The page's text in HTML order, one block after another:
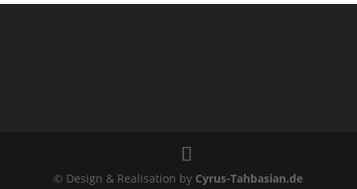
© Design & Realisation by Cyrus-Tahbasian.de